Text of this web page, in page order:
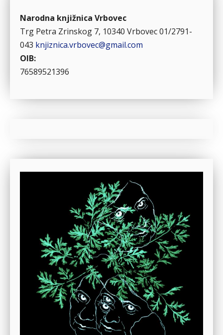
Narodna knjižnica Vrbovec
Trg Petra Zrinskog 7, 10340 Vrbovec01/2791-
043 knjiznica.vrbovec@gmail.com
OIB:
76589521396